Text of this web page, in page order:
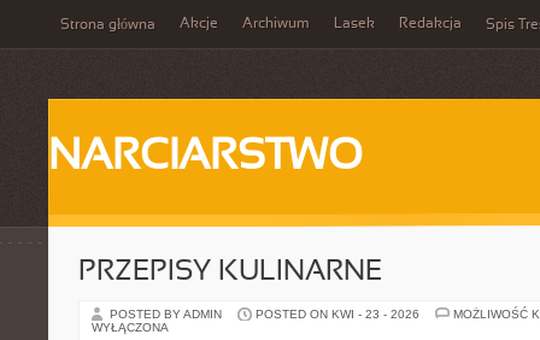
Strona główna Akcje Archiwum Lasek Redakcja Spis
NARCIARSTWO
PRZEPISY KULINARNE
POSTED BY ADMIN POSTED ON KWI - 23 - 2026
MOŻLIWOŚĆ
WYŁĄCZONA